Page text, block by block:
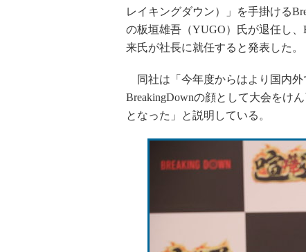
レイキングダウン）」を手掛ける
の板垣雄吾（YUGO）氏が退任し
来氏が社長に就任すると発表した。
同社は「今年度からはより国内外
BreakingDownの顔として大会をけ
となった」と説明している。